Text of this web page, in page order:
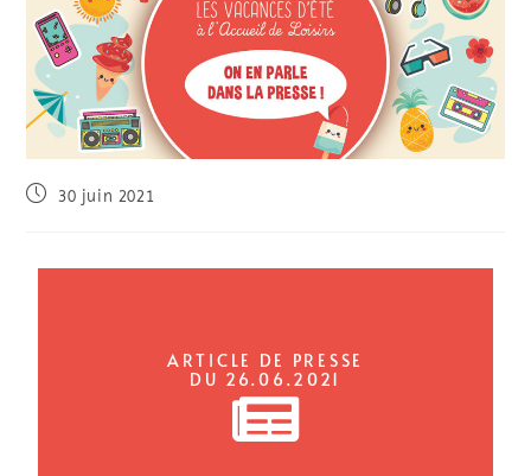
30 juin 2021
ARTICLE DE PRESSE
DU 26.06.2021